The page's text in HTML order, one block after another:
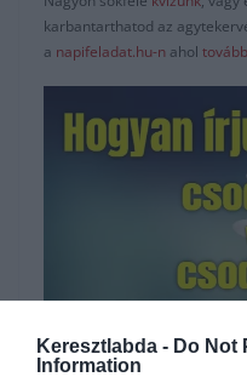
Keresztlabda - Do Not
Information
karbantarthatod az
a napifeladat.hu-n ahol